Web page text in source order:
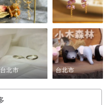
預留足夠時間。
驟熱，以延長使用壽命。
柔清洗，避免使用硬質刷具。
疑問，都歡迎隨時諮詢喵館
抹溫暖的顏色。
台北市 台北市